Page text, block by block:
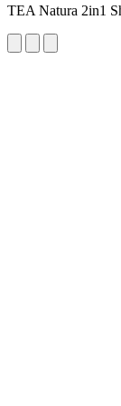
TEA Natura 2in1